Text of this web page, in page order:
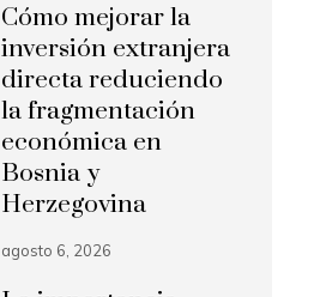
Cómo mejorar la
inversión extranjera
directa reduciendo
la fragmentación
económica en
Bosnia y
Herzegovina
agosto 6, 2026